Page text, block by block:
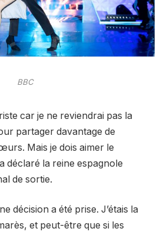
BBC
car je ne reviendrai pas la
partager davantage de
Mais je dois aimer le
déclaré la reine espagnole
de sortie.
décision a été prise. J’étais la
et peut-être que si les